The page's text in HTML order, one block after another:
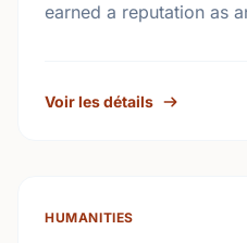
earned a reputation as
Voir les détails
HUMANITIES